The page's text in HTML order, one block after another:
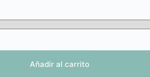
Añadir al carrito